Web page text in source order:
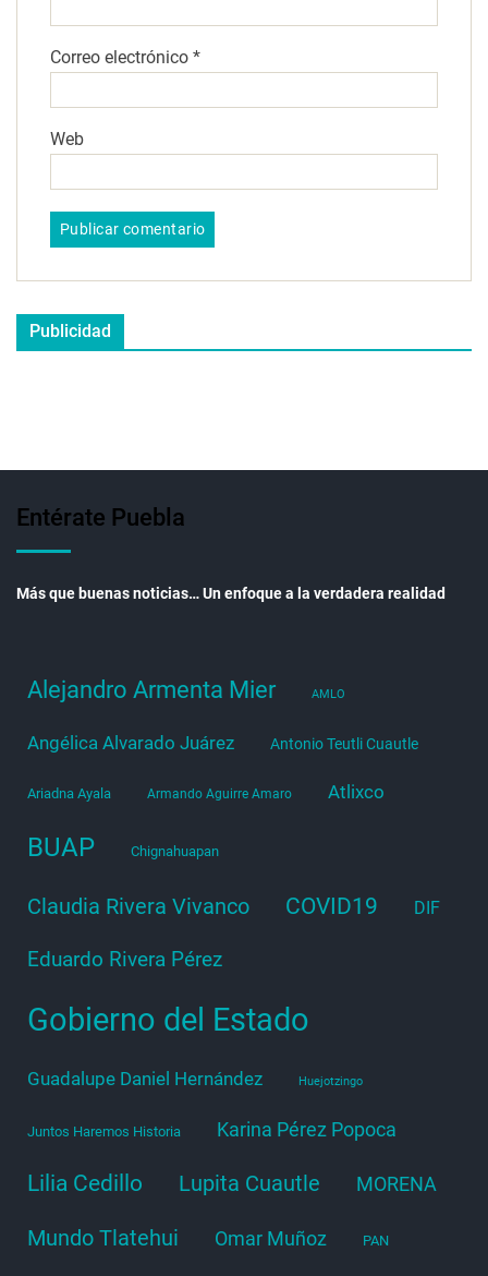
Correo electrónico *
Web
Publicidad
Entérate Puebla
Más que buenas noticias… Un enfoque a la verdadera realidad
Alejandro Armenta Mier AMLO
Angélica Alvarado Juárez Antonio Teutli Cuautle
Ariadna Ayala Armando Aguirre Amaro Atlixco
BUAP Chignahuapan
Claudia Rivera Vivanco COVID19 DIF
Eduardo Rivera Pérez
Gobierno del Estado
Guadalupe Daniel Hernández Huejotzingo
Juntos Haremos Historia Karina Pérez Popoca
Lilia Cedillo Lupita Cuautle MORENA
Mundo Tlatehui Omar Muñoz PAN